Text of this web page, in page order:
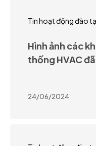
Tin hoạt động đào
Hình ảnh các
thống HVAC
24/06/2024